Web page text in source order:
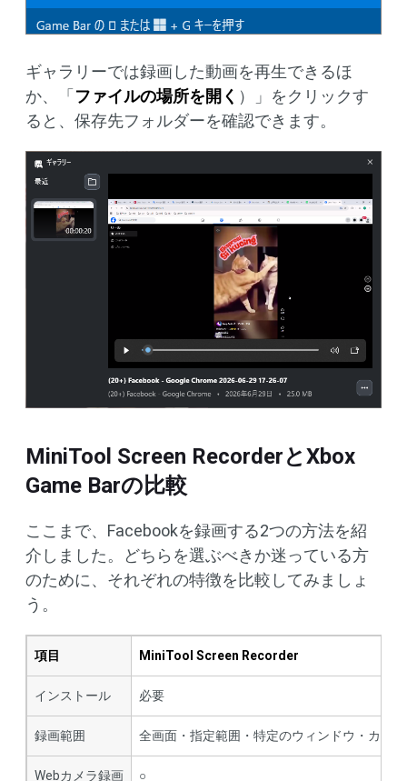
ギャラリーでは録画した動画を再生できるほ
か、「 ファイルの場所を開く ）」をクリックす
ると、保存先フォルダーを確認できます。
MiniTool Screen RecorderとXbox
Game Barの比較
ここまで、Facebookを録画する2つの方法を紹
介しました。どちらを選ぶべきか迷っている方
のために、それぞれの特徴を比較してみましょ
う。
項目 MiniTool Screen Recorder
インストール 必要
録画範囲 全画面・指定範囲・特定のウィンドウ・カメラ
Webカメラ録画 ○